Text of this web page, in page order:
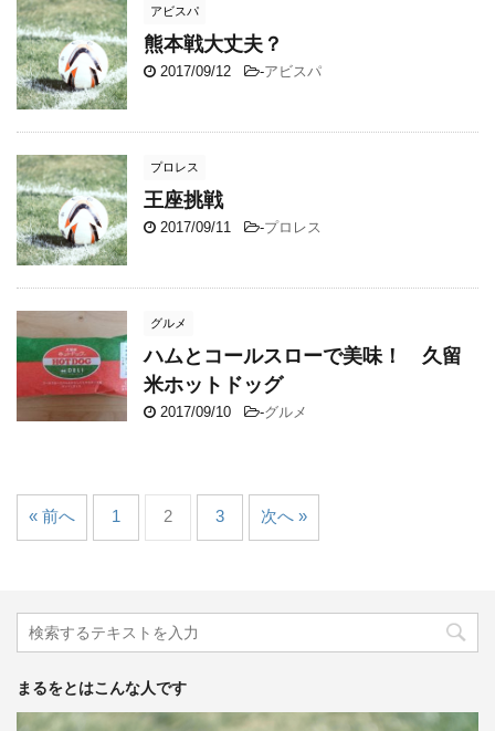
アビスパ
熊本戦大丈夫？
2017/09/12 -アビスパ
プロレス
王座挑戦
2017/09/11 -プロレス
グルメ
ハムとコールスローで美味！ 久留
米ホットドッグ
2017/09/10 -グルメ
« 前へ 1 2 3 次へ »
まるをとはこんな人です